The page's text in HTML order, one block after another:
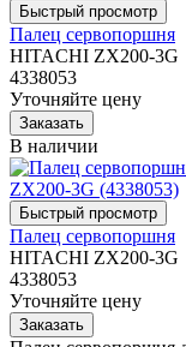
Палец сервопоршня
HITACHI ZX200-3G
4338053
Уточняйте цену
В наличии
Палец сервопоршня
HITACHI ZX200-3G
4338053
Уточняйте цену